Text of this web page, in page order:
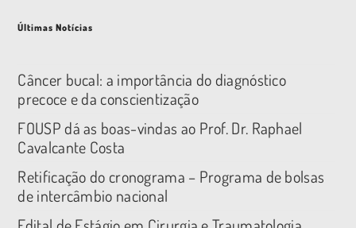
Últimas Notícias
Câncer bucal: a importância do diagnóstico
precoce e da conscientização
FOUSP dá as boas-vindas ao Prof. Dr. Raphael
Cavalcante Costa
Retificação do cronograma – Programa de bolsas
de intercâmbio nacional